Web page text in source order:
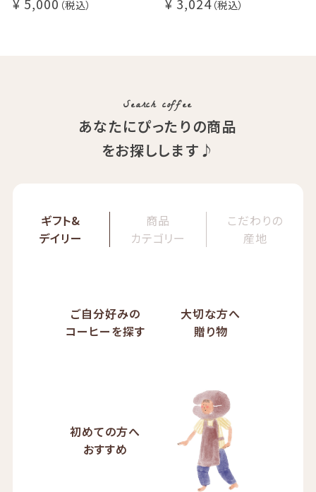
アニバーサリーブレンド（コ
5,000
200g / 1kg）
3,024
Search coffee
あなたにぴったりの商品
をお探しします♪
ギフト&
デイリー
商品
カテゴリー
こだわりの
産地
ご自分好みの
コーヒーを探す
大切な方へ
贈り物
初めての方へ
おすすめ